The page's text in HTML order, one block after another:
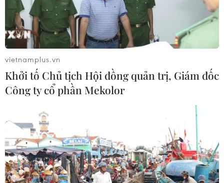
vietnamplus.vn
Khởi tố Chủ tịch Hội đồng quản trị, Giám đốc
Công ty cổ phần Mekolor